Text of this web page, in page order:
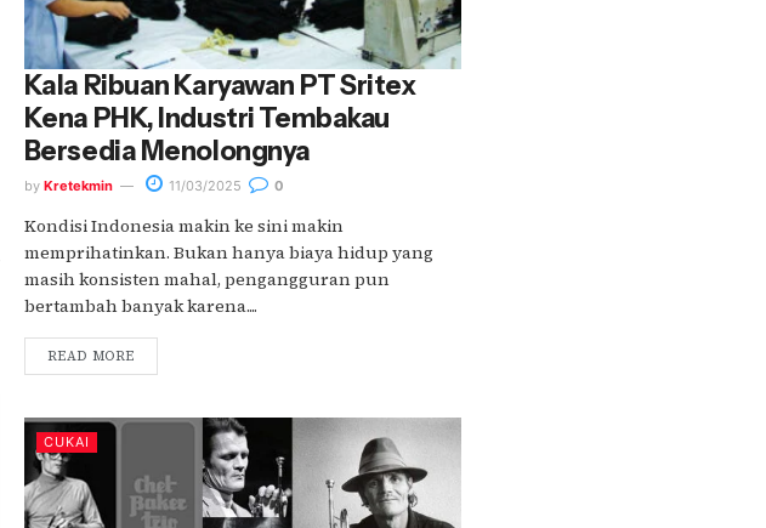
Kala Ribuan Karyawan PT Sritex
Kena PHK, Industri Tembakau
Bersedia Menolongnya
by Kretekmin 11/03/2025 0
Kondisi Indonesia makin ke sini makin
memprihatinkan. Bukan hanya biaya hidup yang
masih konsisten mahal, pengangguran pun
bertambah banyak karena....
READ MORE
CUKAI